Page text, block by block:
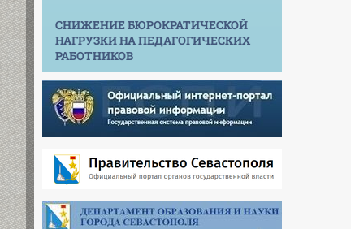
СНИЖЕНИЕ БЮРОКРАТИЧЕСКОЙ
НАГРУЗКИ НА ПЕДАГОГИЧЕСКИХ
РАБОТНИКОВ